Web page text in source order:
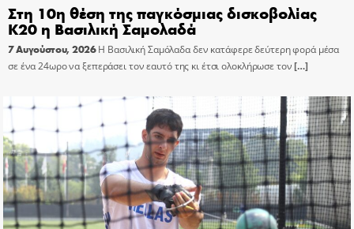
Στη 10η θέση της παγκόσμιας δισκοβολίας
Κ20 η Βασιλική Σαμολαδά
7 Αυγούστου, 2026 Η Βασιλική Σαμόλαδα δεν κατάφερε δεύτερη φορά μέσα
σε ένα 24ωρο να ξεπεράσει τον εαυτό της κι έτσι ολοκλήρωσε τον[…]